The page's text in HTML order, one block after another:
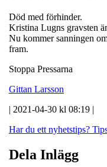
Död med förhinder.
Kristina Lugns gravsten
Nu kommer sanningen
fram.
Stoppa Pressarna
Gittan Larsson
| 2021-04-30 kl 08:19 |
Har du ett nyhetstips?
Dela Inlägg